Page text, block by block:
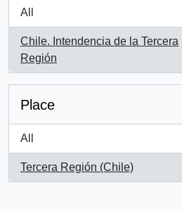
All
Chile. Intendencia de la Tercera
Región
, 1 results
Place
All
Tercera Región (Chile)
, 1 results